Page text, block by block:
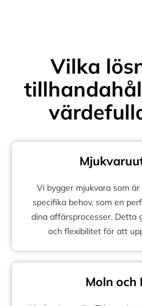
Vilka
Vi bygger mjukvara som
specifika behov, som en
dina affärsprocesser. Detta
och flexibilitet för att
Moln och